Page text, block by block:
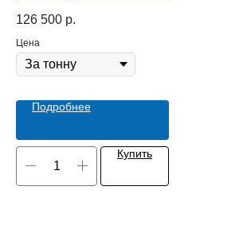
126 500 р.
Цена
Подробнее
Купить